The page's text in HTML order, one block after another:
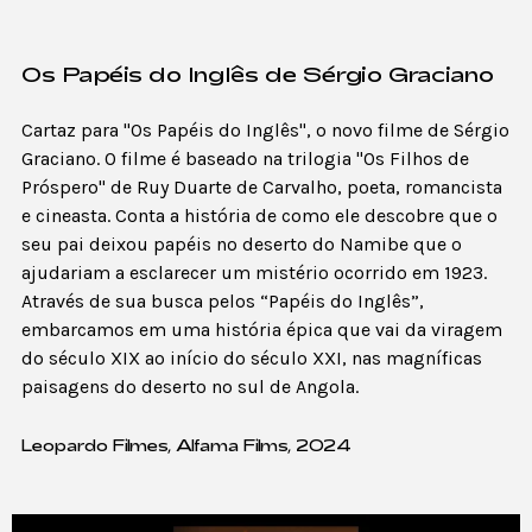
Os Papéis do Inglês de Sérgio Graciano
Cartaz para "Os Papéis do Inglês", o novo filme de Sérgio
Graciano. O filme é baseado na trilogia "Os Filhos de
Próspero" de Ruy Duarte de Carvalho, poeta, romancista
e cineasta. Conta a história de como ele descobre que o
seu pai deixou papéis no deserto do Namibe que o
ajudariam a esclarecer um mistério ocorrido em 1923.
Através de sua busca pelos “Papéis do Inglês”,
embarcamos em uma história épica que vai da viragem
do século XIX ao início do século XXI, nas magníficas
paisagens do deserto no sul de Angola.
Leopardo Filmes, Alfama Films, 2024